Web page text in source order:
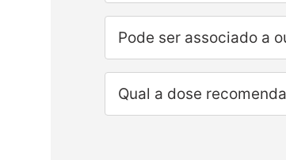
Pode ser associado a
Qual a dose